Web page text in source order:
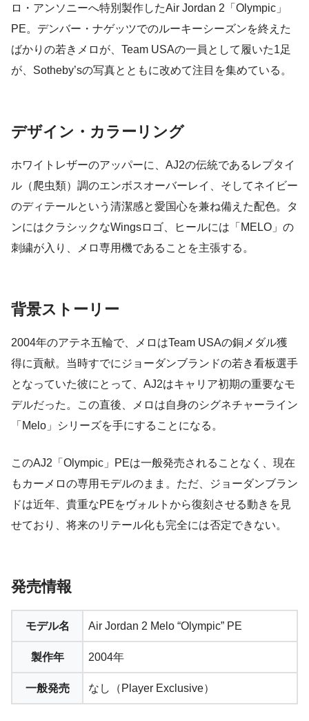
ロ・アンソニーへ特別製作したAir Jordan 2「Olympic」
PE。デンバー・ナゲッツでのルーキーシーズンを終えた
ばかりの若きメロが、Team USAの一員として履いた1足
が、Sotheby’sの写真とともに改めて注目を集めている。
デザイン・カラーリング
ホワイトレザーのアッパーに、AJ2の伝統であるレプタイ
ル（爬虫類）調のエンボスオーバーレイ、そしてネイビー
のディテールという清潔感と愛国心を兼ね備えた配色。タ
ンにはクラシックなWingsロゴ、ヒールには「MELO」の
刺繍が入り、メロ専用機であることを主張する。
背景ストーリー
2004年のアテネ五輪で、メロはTeam USAの銅メダル獲
得に貢献。当時すでにジョーダンブランドの若き看板選手
となっていた彼にとって、AJ2はキャリア初期の重要なモ
デルだった。この直後、メロは自身のシグネチャーライン
「Melo」シリーズを手にすることになる。
このAJ2「Olympic」PEは一般発売されることなく、現在
もカーメロの専用モデルのまま。ただ、ジョーダンブラン
ドは近年、貴重なPEをヴォルトから復刻させる動きを見
せており、将来のリテール化も完全には否定できない。
発売情報
モデル名 Air Jordan 2 Melo “Olympic” PE
製作年 2004年
一般発売 なし（Player Exclusive）